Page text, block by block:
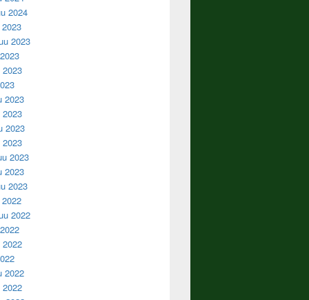
2024
2023
2023
2023
2023
2023
2023
2022
2022